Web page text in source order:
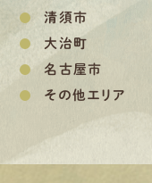
清須市
大治町
名古屋市
その他エリア